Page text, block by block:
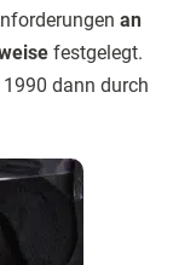
an
festgelegt.
1990 dann durch